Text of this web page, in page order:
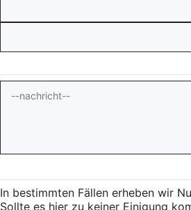
In bestimmten Fällen erheben wir
Sollte es hier zu keiner Einigung